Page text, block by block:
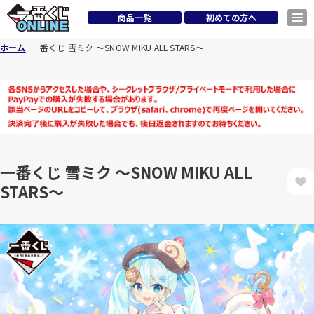
商品一覧 初めての方へ
ホーム 一番くじ 雪ミク ～SNOW MIKU ALL STARS～
一番くじ 雪ミク ～SNOW MIKU ALL
STARS～